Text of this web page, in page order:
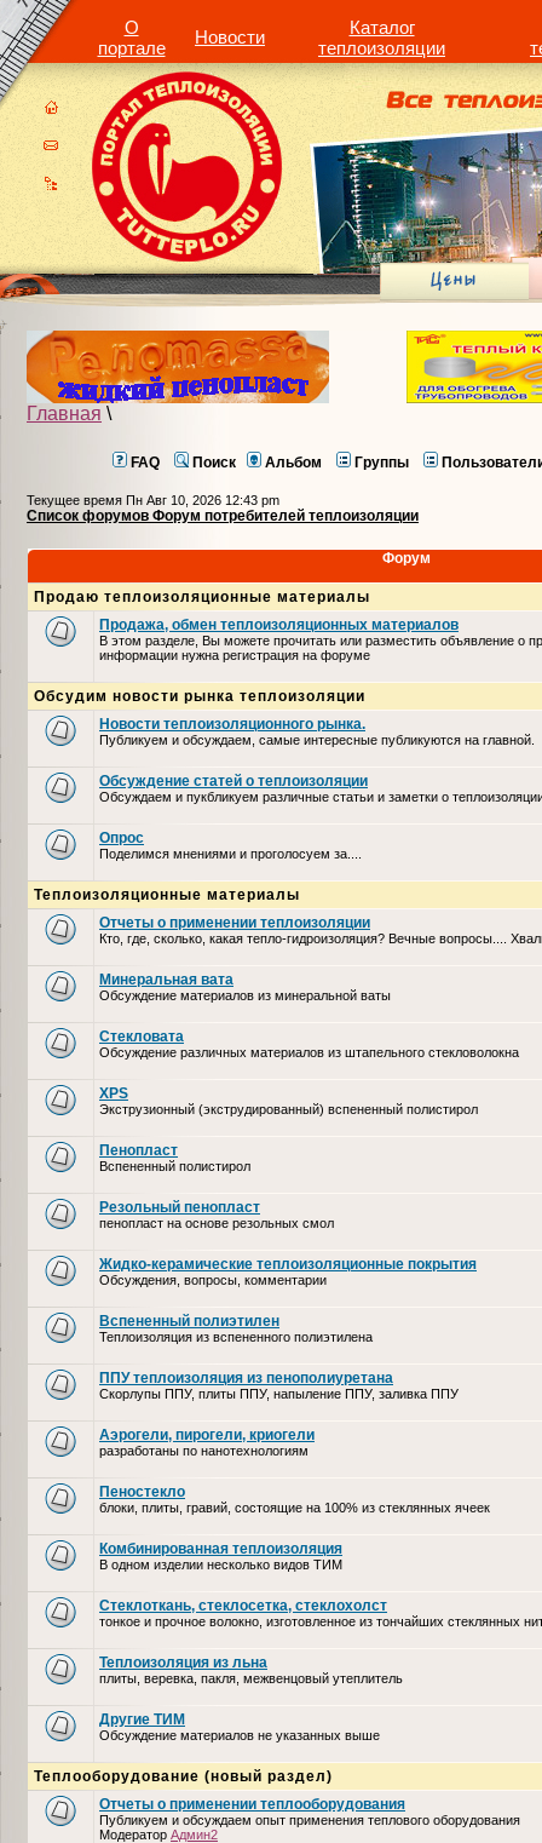
О
портале
Новости
Каталог
теплоизоляции
Главная \
FAQ Поиск Альбом Группы
Текущее время Пн Авг 10, 2026 12:43 pm
Список форумов Форум потребителей теплоизоляции
Форум
Продаю теплоизоляционные материалы
Продажа, обмен теплоизоляционных материалов
В этом разделе, Вы можете прочитать или разместить объявление о
информации нужна регистрация на форуме
Обсудим новости рынка теплоизоляции
Новости теплоизоляционного рынка.
Публикуем и обсуждаем, самые интересные публикуются на главной.
Обсуждение статей о теплоизоляции
Обсуждаем и пукбликуем различные статьи и заметки о
Опрос
Поделимся мнениями и проголосуем за....
Теплоизоляционные материалы
Отчеты о применении теплоизоляции
Кто, где, сколько, какая тепло-гидроизоляция? Вечные вопросы....
Минеральная вата
Обсуждение материалов из минеральной ваты
Стекловата
Обсуждение различных материалов из штапельного стекловолокна
XPS
Экструзионный (экструдированный) вспененный полистирол
Пенопласт
Вспененный полистирол
Резольный пенопласт
пенопласт на основе резольных смол
Жидко-керамические теплоизоляционные покрытия
Обсуждения, вопросы, комментарии
Вспененный полиэтилен
Теплоизоляция из вспененного полиэтилена
ППУ теплоизоляция из пенополиуретана
Скорлупы ППУ, плиты ППУ, напыление ППУ, заливка ППУ
Аэрогели, пирогели, криогели
разработаны по нанотехнологиям
Пеностекло
блоки, плиты, гравий, состоящие на 100% из стеклянных ячеек
Комбинированная теплоизоляция
В одном изделии несколько видов ТИМ
Стеклоткань, стеклосетка, cтеклохолст
тонкое и прочное волокно, изготовленное из тончайших стеклянных
Теплоизоляция из льна
плиты, веревка, пакля, межвенцовый утеплитель
Другие ТИМ
Обсуждение материалов не указанных выше
Теплооборудование (новый раздел)
Отчеты о применении теплооборудования
Публикуем и обсуждаем опыт применения теплового оборудования
Модератор Админ2